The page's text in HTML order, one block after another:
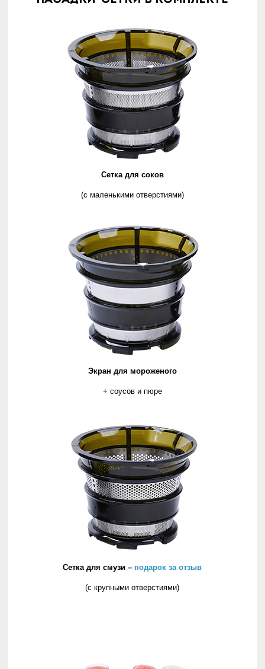
Сетка для соков
(с маленькими отверстиями)
Экран для мороженого
+ соусов и пюре
Сетка для смузи – подарок за отзыв
(с крупными отверстиями)